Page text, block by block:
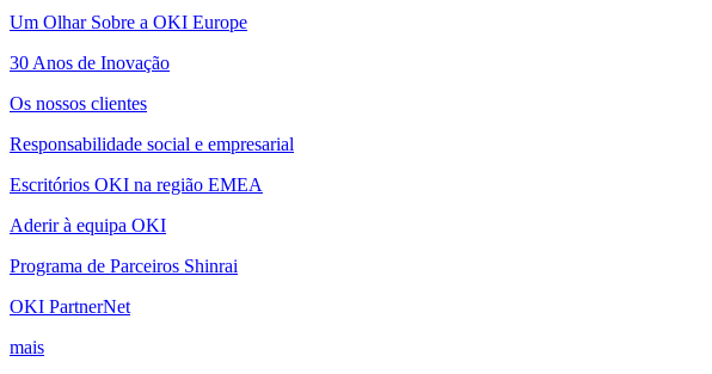
Um Olhar Sobre a OKI Europe
30 Anos de Inovação
Os nossos clientes
Responsabilidade social e empresarial
Escritórios OKI na região EMEA
Aderir à equipa OKI
Programa de Parceiros Shinrai
OKI PartnerNet
mais